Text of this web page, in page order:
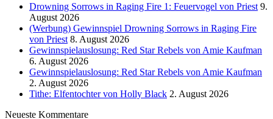
Drowning Sorrows in Raging Fire 1: Feuervogel von Priest 9.
August 2026
(Werbung) Gewinnspiel Drowning Sorrows in Raging Fire
von Priest 8. August 2026
Gewinnspielauslosung: Red Star Rebels von Amie Kaufman
6. August 2026
Gewinnspielauslosung: Red Star Rebels von Amie Kaufman
2. August 2026
Tithe: Elfentochter von Holly Black 2. August 2026
Neueste Kommentare